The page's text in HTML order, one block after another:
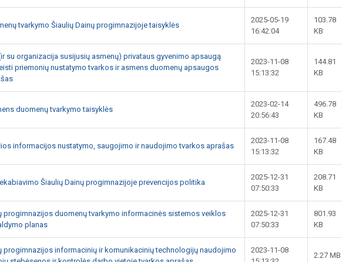
tvarkymo Šiaulių Dainų progimnazijoje taisyklės
2025-05-19
16:42:04
103.78
KB
su organizacija susijusių asmenų) privataus gyvenimo apsaugą
priemonių nustatymo tvarkos ir asmens duomenų apsaugos
2023-11-08
15:13:32
144.81
KB
duomenų tvarkymo taisyklės
2023-02-14
20:56:43
496.78
KB
informacijos nustatymo, saugojimo ir naudojimo tvarkos aprašas
2023-11-08
15:13:32
167.48
KB
Šiaulių Dainų progimnazijoje prevencijos politika
2025-12-31
07:50:33
208.71
KB
progimnazijos duomenų tvarkymo informacinės sistemos veiklos
planas
2025-12-31
07:50:33
801.93
KB
progimnazijos informacinių ir komunikacinių technologijų naudojimo
2023-11-08
2.27 MB